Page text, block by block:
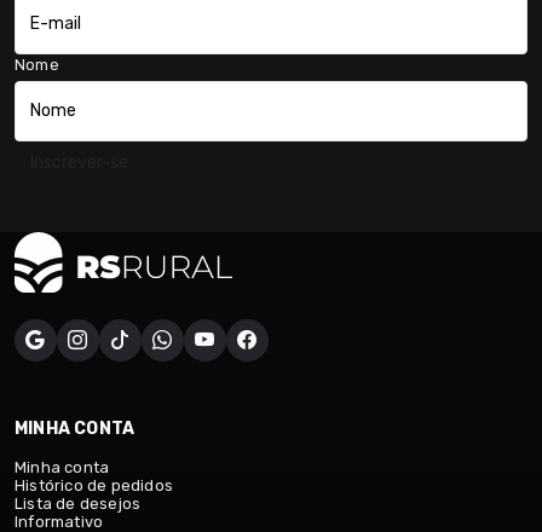
Nome
MINHA CONTA
Minha conta
Histórico de pedidos
Lista de desejos
Informativo